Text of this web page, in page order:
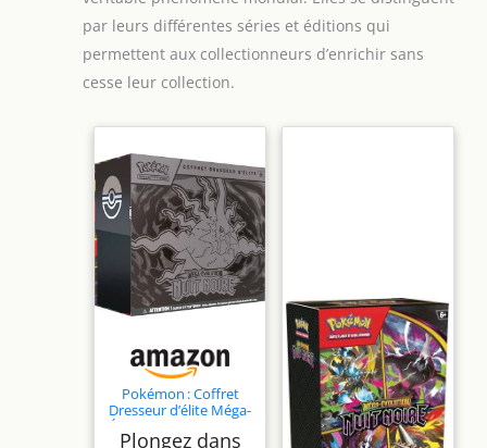
par leurs différentes séries et éditions qui
permettent aux collectionneurs d’enrichir sans
cesse leur collection.
Pokémon : Coffret
Dresseur d’élite Méga-
Évolution – Nuit Noire
(1 Carte Promo
Plongez dans